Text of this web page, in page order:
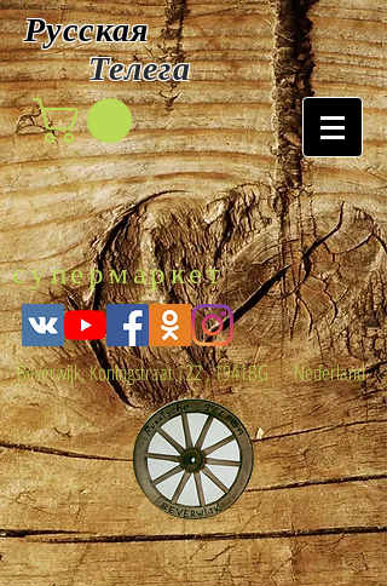
Русская
Телега
супермаркет
Beverwijk, Koningstraat 122 , 1941BG Nederland